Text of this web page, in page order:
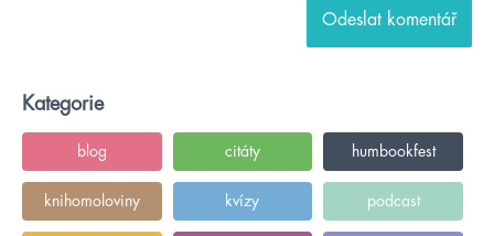
Kategorie
blog citáty humbookfest
knihomoloviny kvízy podcast